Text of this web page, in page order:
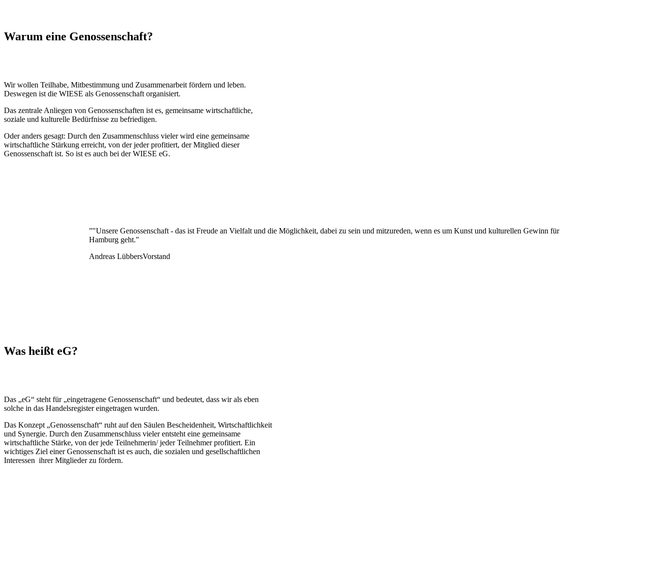
Warum eine Genossenschaft?
Wir wollen Teilhabe, Mitbestimmung und Zusammenarbeit fördern und leben.
Deswegen ist die WIESE als Genossenschaft organisiert.
Das zentrale Anliegen von Genossenschaften ist es, gemeinsame wirtschaftliche,
soziale und kulturelle Bedürfnisse zu befriedigen.
Oder anders gesagt: Durch den Zusammenschluss vieler wird eine gemeinsame
wirtschaftliche Stärkung erreicht, von der jeder profitiert, der Mitglied dieser
Genossenschaft ist. So ist es auch bei der WIESE eG.
”"Unsere Genossenschaft - das ist Freude an Vielfalt und die Möglichkeit, dabei zu sein und mitzureden, wenn es um Kunst und kulturellen Gewinn für
Hamburg geht."
Andreas LübbersVorstand
Was heißt eG?
Das „eG“ steht für „eingetragene Genossenschaft“ und bedeutet, dass wir als eben
solche in das Handelsregister eingetragen wurden.
Das Konzept „Genossenschaft“ ruht auf den Säulen Bescheidenheit, Wirtschaftlichkeit
und Synergie. Durch den Zusammenschluss vieler entsteht eine gemeinsame
wirtschaftliche Stärke, von der jede Teilnehmerin/ jeder Teilnehmer profitiert. Ein
wichtiges Ziel einer Genossenschaft ist es auch, die sozialen und gesellschaftlichen
Interessen ihrer Mitglieder zu fördern.